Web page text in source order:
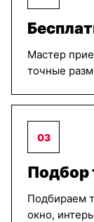
Мастер
точные
03
Подбор
Подбираем
окно,